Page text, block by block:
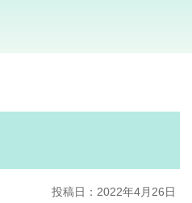
投稿日：2022年4月26日